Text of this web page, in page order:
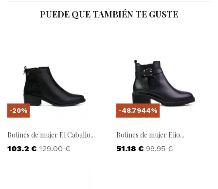
PUEDE QUE TAMBIÉN TE GUSTE
Botines de mujer El Caballo...
Precio
103.2 € Precio base
129.00 €
-20%
Botines de mujer Elio...
Precio
51.18 € Precio base
99.95 €
-48.7944%